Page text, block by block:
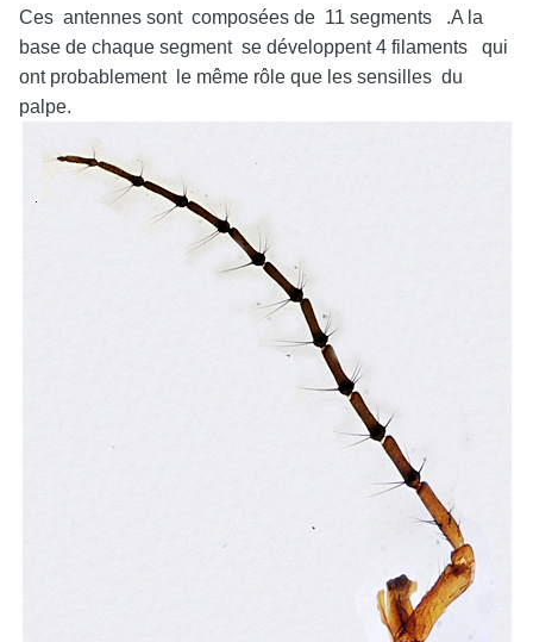
Ces antennes sont composées de 11 segments .A la
base de chaque segment se développent 4 filaments qui
ont probablement le même rôle que les sensilles du
palpe.